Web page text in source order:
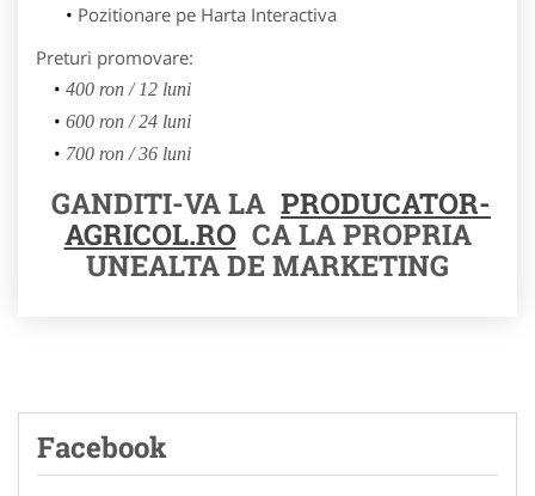
Pozitionare pe Harta Interactiva
Preturi promovare:
400 ron / 12 luni
600 ron / 24 luni
700 ron / 36 luni
GANDITI-VA LA PRODUCATOR-
AGRICOL.RO CA LA PROPRIA
UNEALTA DE MARKETING
Facebook